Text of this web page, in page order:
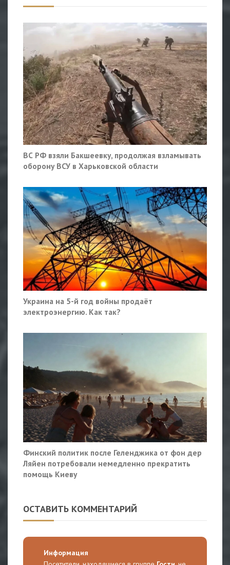
ВС РФ взяли Бакшеевку, продолжая взламывать
оборону ВСУ в Харьковской области
Украина на 5-й год войны продаёт
электроэнергию. Как так?
Финский политик после Геленджика от фон дер
Ляйен потребовали немедленно прекратить
помощь Киеву
ОСТАВИТЬ КОММЕНТАРИЙ
Информация